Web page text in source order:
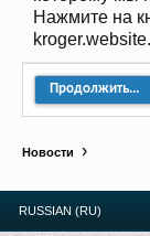
Нажмите на
kroger.website.
Продолжить...
Новости
RUSSIAN (RU)